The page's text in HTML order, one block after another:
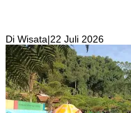
Di Wisata|22 Juli 2026